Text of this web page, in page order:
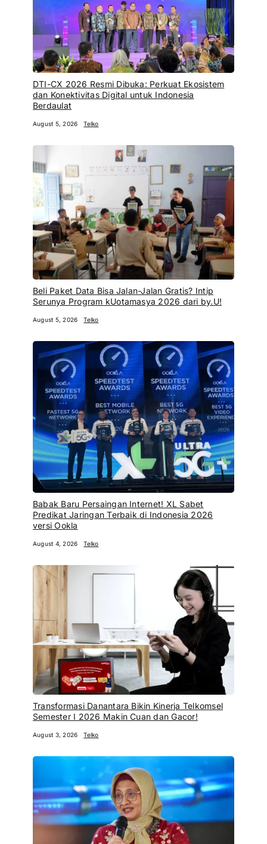
DTI-CX 2026 Resmi Dibuka: Perkuat Ekosistem
dan Konektivitas Digital untuk Indonesia
Berdaulat
August 5, 2026 Telko
Beli Paket Data Bisa Jalan-Jalan Gratis? Intip
Serunya Program kUotamasya 2026 dari by.U!
August 5, 2026 Telko
Babak Baru Persaingan Internet! XL Sabet
Predikat Jaringan Terbaik di Indonesia 2026
versi Ookla
August 4, 2026 Telko
Transformasi Danantara Bikin Kinerja Telkomsel
Semester I 2026 Makin Cuan dan Gacor!
August 3, 2026 Telko